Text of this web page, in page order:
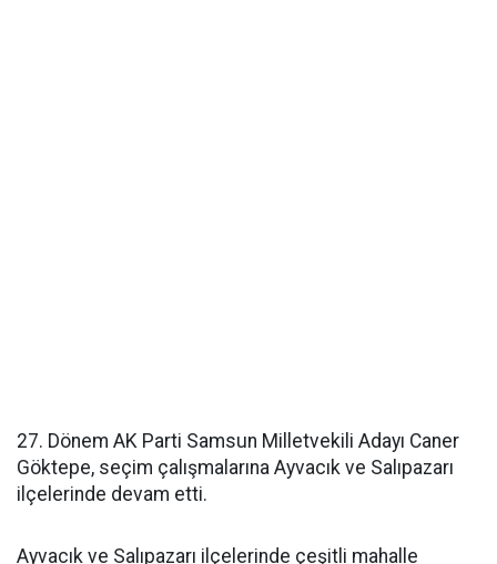
27. Dönem AK Parti Samsun Milletvekili Adayı Caner
Göktepe, seçim çalışmalarına Ayvacık ve Salıpazarı
ilçelerinde devam etti.
Ayvacık ve Salıpazarı ilçelerinde çeşitli mahalle